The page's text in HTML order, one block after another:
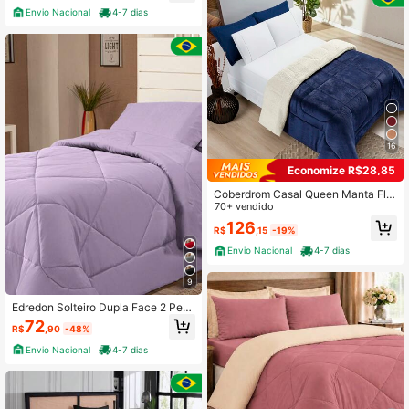
Envio Nacional 4-7 dias
9
Edredon Solteiro Dupla Face 2 Peç
as Margarida Quentinho e Fofinho
R$72 ,90 -48%
Envio Nacional
4-7 dias
16
Economize R$28,85
Coberdrom Casal Queen Manta Fla
nnel Edredom Pele de Carneiro Cob
ertor Sherpa Macio
70+ vendido
R$126 ,15 -19%
Envio Nacional
4-7 dias